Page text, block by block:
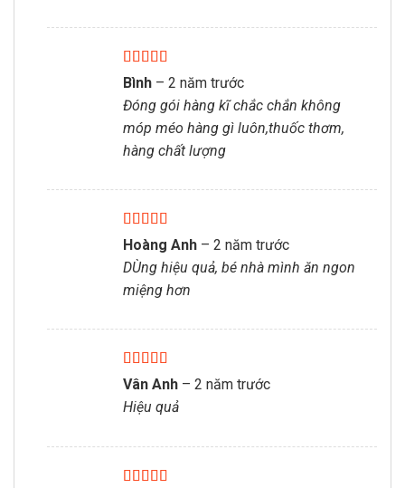
Được xếp
hạng
5 sao
Bình – 2 năm trước
Đóng gói hàng kĩ chắc chắn không
móp méo hàng gì luôn,thuốc thơm,
hàng chất lượng
Được xếp
hạng55 sao
Hoàng Anh – 2 năm trước
DÙng hiệu quả, bé nhà mình ăn ngon
miệng hơn
Được xếp
hạng55 sao
Vân Anh – 2 năm trước
Hiệu quả